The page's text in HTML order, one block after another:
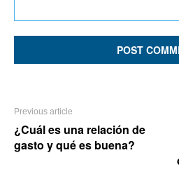
Previous article
¿Cuál es una relación de
gasto y qué es buena?